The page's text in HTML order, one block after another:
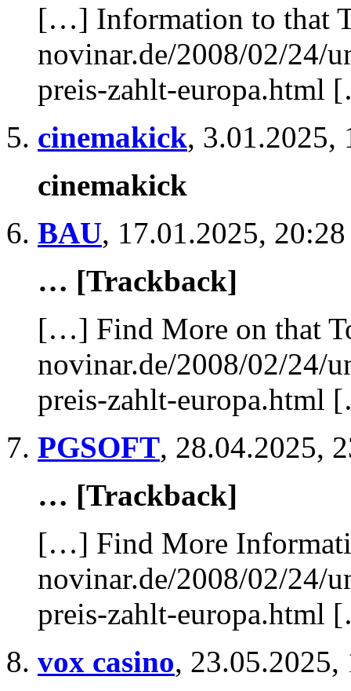
[…] Information to that
novinar.de/2008/02/24/
preis-zahlt-europa.html
cinemakick, 3.01.2025,
cinemakick
BAU, 17.01.2025, 20:28
… [Trackback]
[…] Find More on that
novinar.de/2008/02/24/
preis-zahlt-europa.html
PGSOFT, 28.04.2025,
… [Trackback]
[…] Find More
novinar.de/2008/02/24/
preis-zahlt-europa.html
vox casino, 23.05.2025,